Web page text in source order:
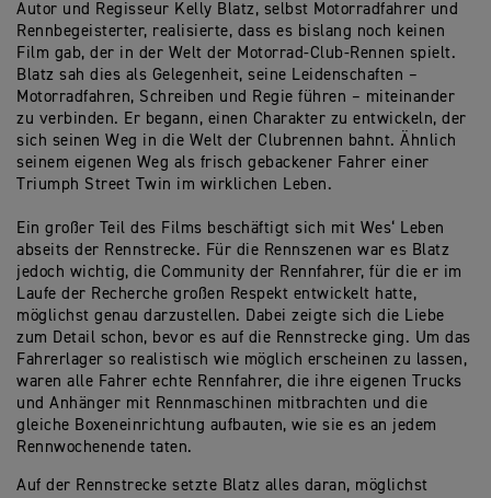
Autor und Regisseur Kelly Blatz, selbst Motorradfahrer und
Rennbegeisterter, realisierte, dass es bislang noch keinen
Film gab, der in der Welt der Motorrad-Club-Rennen spielt.
Blatz sah dies als Gelegenheit, seine Leidenschaften –
Motorradfahren, Schreiben und Regie führen – miteinander
zu verbinden. Er begann, einen Charakter zu entwickeln, der
sich seinen Weg in die Welt der Clubrennen bahnt. Ähnlich
seinem eigenen Weg als frisch gebackener Fahrer einer
Triumph Street Twin im wirklichen Leben.
Ein großer Teil des Films beschäftigt sich mit Wes‘ Leben
abseits der Rennstrecke. Für die Rennszenen war es Blatz
jedoch wichtig, die Community der Rennfahrer, für die er im
Laufe der Recherche großen Respekt entwickelt hatte,
möglichst genau darzustellen. Dabei zeigte sich die Liebe
zum Detail schon, bevor es auf die Rennstrecke ging. Um das
Fahrerlager so realistisch wie möglich erscheinen zu lassen,
waren alle Fahrer echte Rennfahrer, die ihre eigenen Trucks
und Anhänger mit Rennmaschinen mitbrachten und die
gleiche Boxeneinrichtung aufbauten, wie sie es an jedem
Rennwochenende taten.
Auf der Rennstrecke setzte Blatz alles daran, möglichst